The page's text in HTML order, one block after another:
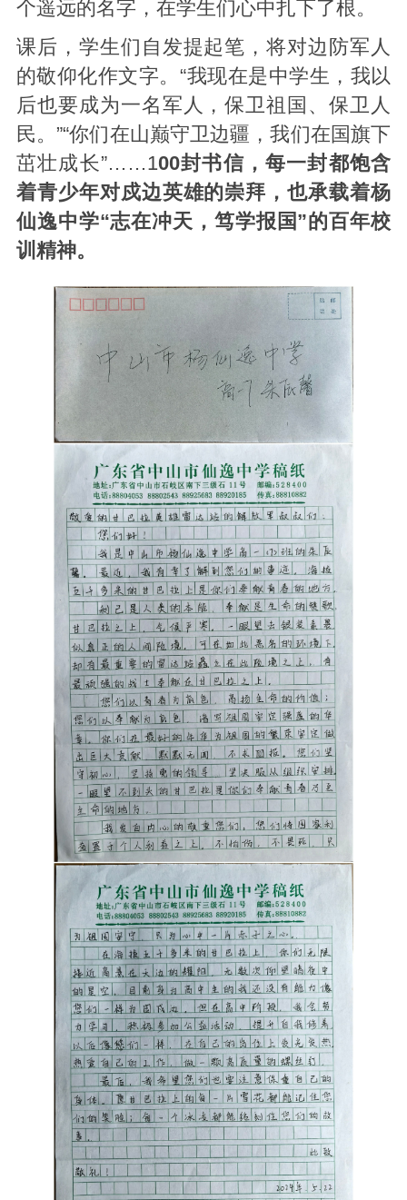
个遥远的名字，在学生们心中扎下了根。
课后，学生们自发提起笔，将对边防军人
的敬仰化作文字。“我现在是中学生，我以
后也要成为一名军人，保卫祖国、保卫人
民。”“你们在山巅守卫边疆，我们在国旗下
茁壮成长”……100封书信，每一封都饱含
着青少年对戍边英雄的崇拜，也承载着杨
仙逸中学“志在冲天，笃学报国”的百年校
训精神。